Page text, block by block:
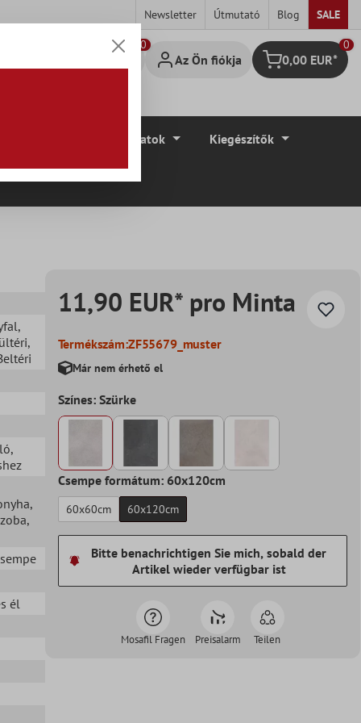
Newsletter Útmutató Blog SALE
Az Ön fiókja Bevásárló kosár
0
0,00 EUR*
Padlóburkolatok Kiegészítők
,
,
,
,
,
él
11,90 EUR* pro Minta
Termékszám:ZF55679_muster
Már nem érhető el
Színes: Szürke
Csempe formátum: 60x120cm
60x60cm 60x120cm
Bitte benachrichtigen Sie mich, sobald der
Artikel wieder verfügbar ist
Mosafil Fragen Preisalarm Teilen